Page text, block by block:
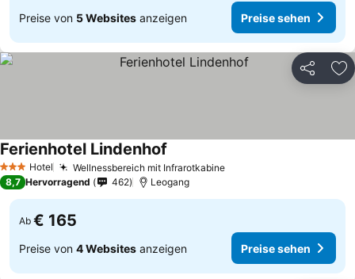
Preise von 5 Websites anzeigen Preise sehen
Teilen
3 SterneHotel Wellnessbereich mit Infrarotkabine
Ferienhotel Lindenhof
8,7 Hervorragend 462 Leogang
Ab € 165
Preise von 4 Websites anzeigen Preise sehen